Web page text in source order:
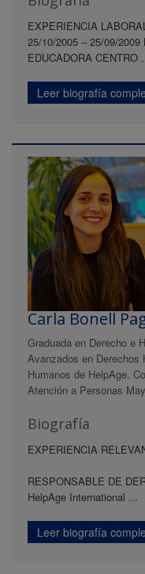
EXPERIENCIA LABORAL
25/10/2005 – 25/09/2009
EDUCADORA CENTRO
Leer biografía
Carla Bonell
Graduada en Derecho e
Avanzados en Derechos
Humanos de HelpAge.
Atención a Personas
Biografía
EXPERIENCIA
RESPONSABLE DE
HelpAge International ...
Leer biografía